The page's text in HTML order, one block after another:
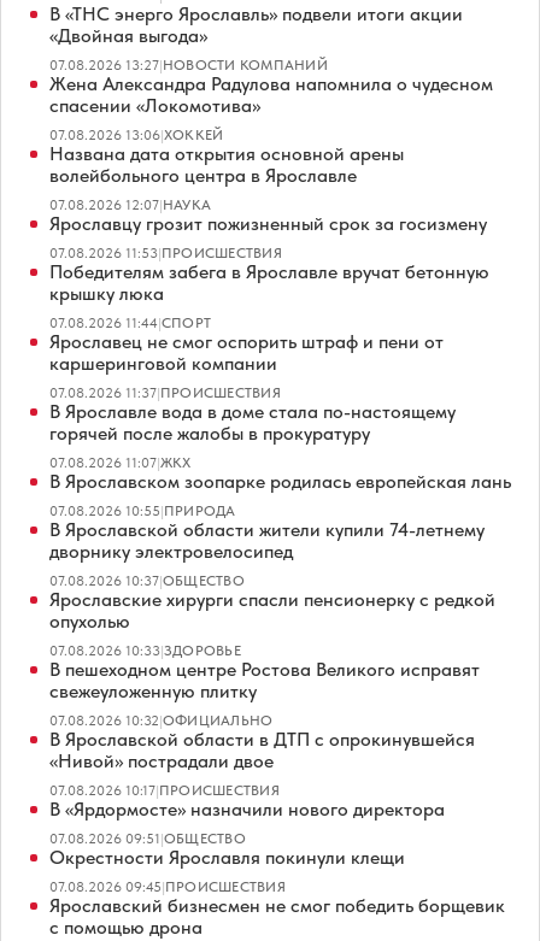
В «ТНС энерго Ярославль» подвели итоги акции
«Двойная выгода»
07.08.2026 13:27|НОВОСТИ КОМПАНИЙ
Жена Александра Радулова напомнила о чудесном
спасении «Локомотива»
07.08.2026 13:06|ХОККЕЙ
Названа дата открытия основной арены
волейбольного центра в Ярославле
07.08.2026 12:07|НАУКА
Ярославцу грозит пожизненный срок за госизмену
07.08.2026 11:53|ПРОИСШЕСТВИЯ
Победителям забега в Ярославле вручат бетонную
крышку люка
07.08.2026 11:44|СПОРТ
Ярославец не смог оспорить штраф и пени от
каршеринговой компании
07.08.2026 11:37|ПРОИСШЕСТВИЯ
В Ярославле вода в доме стала по-настоящему
горячей после жалобы в прокуратуру
07.08.2026 11:07|ЖКХ
В Ярославском зоопарке родилась европейская лань
07.08.2026 10:55|ПРИРОДА
В Ярославской области жители купили 74-летнему
дворнику электровелосипед
07.08.2026 10:37|ОБЩЕСТВО
Ярославские хирурги спасли пенсионерку с редкой
опухолью
07.08.2026 10:33|ЗДОРОВЬЕ
В пешеходном центре Ростова Великого исправят
свежеуложенную плитку
07.08.2026 10:32|ОФИЦИАЛЬНО
В Ярославской области в ДТП с опрокинувшейся
«Нивой» пострадали двое
07.08.2026 10:17|ПРОИСШЕСТВИЯ
В «Ярдормосте» назначили нового директора
07.08.2026 09:51|ОБЩЕСТВО
Окрестности Ярославля покинули клещи
07.08.2026 09:45|ПРОИСШЕСТВИЯ
Ярославский бизнесмен не смог победить борщевик
с помощью дрона